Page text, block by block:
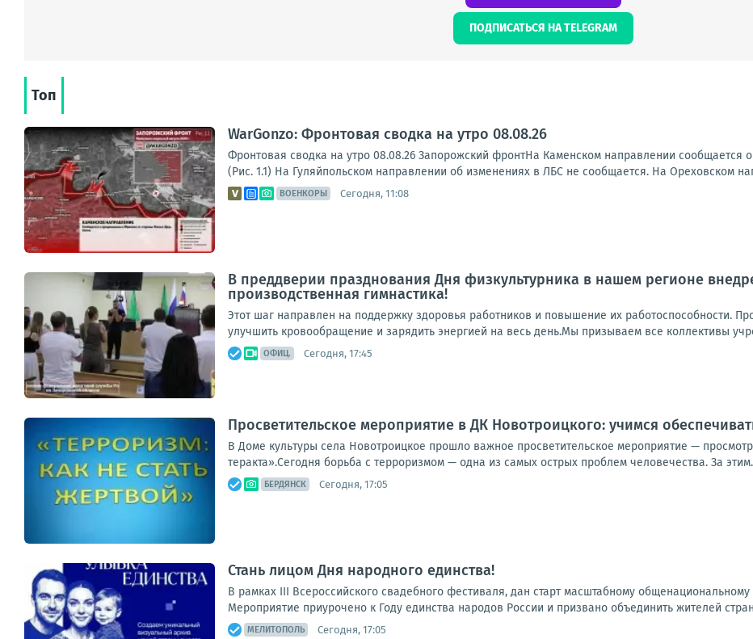
ПОДПИСАТЬСЯ НА TELEGRAM
Топ
WarGonzo: Фронтовая сводка на утро 08.08.26
Фронтовая сводка на утро 08.08.26 Запорожский фронтНа Каменском направлении
(Рис. 1.1) На Гуляйпольском направлении об изменениях в ЛБС не сообщается. На Ореховском
ВОЕНКОРЫ Сегодня, 11:08
В преддверии празднования Дня физкультурника в нашем регионе
производственная гимнастика!
Этот шаг направлен на поддержку здоровья работников и повышение их работоспособности.
улучшить кровообращение и зарядить энергией на весь день.Мы призываем все коллективы
ОФИЦ. Сегодня, 17:45
Просветительское мероприятие в ДК Новотроицкого: учимся
В Доме культуры села Новотроицкое прошло важное просветительское мероприятие —
теракта».Сегодня борьба с терроризмом — одна из самых острых проблем человечества. За
БЕРДЯНСК Сегодня, 17:05
Стань лицом Дня народного единства!
В рамках III Всероссийского свадебного фестиваля, дан старт масштабному
Мероприятие приурочено к Году единства народов России и призвано объединить жителей
МЕЛИТОПОЛЬ Сегодня, 17:05